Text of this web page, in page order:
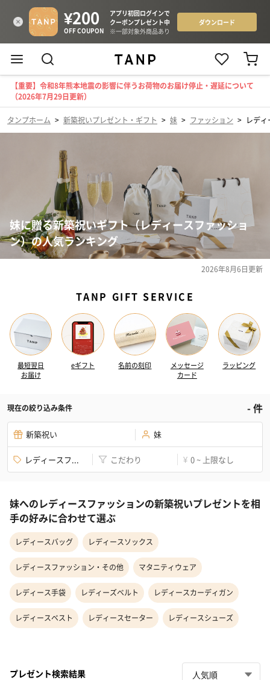
【重要】令和8年熊本地震の影響に伴うお荷物のお届け停止・遅延について
（2026年7月29日更新）
タンプホーム > 新築祝いプレゼント・ギフト > 妹 > ファッション > レデ
妹に贈る新築祝いギフト（レディースファッショ
ン）の人気ランキング
2026年8月6日更新
TANP GIFT SERVICE
最短翌日
お届け
eギフト 名前の刻印
メッセージ
カード
ラッピング
現在の絞り込み条件 -件
新築祝い 妹
レディースフ... こだわり ¥ 0 ~ 上限なし
妹へのレディースファッションの新築祝いプレゼントを相
手の好みに合わせて選ぶ
レディースバッグ レディースソックス
レディースファッション・その他 マタニティウェア
レディース手袋 レディーズベルト レディースカーディガン
レディースベスト レディースセーター レディースシューズ
プレゼント検索結果